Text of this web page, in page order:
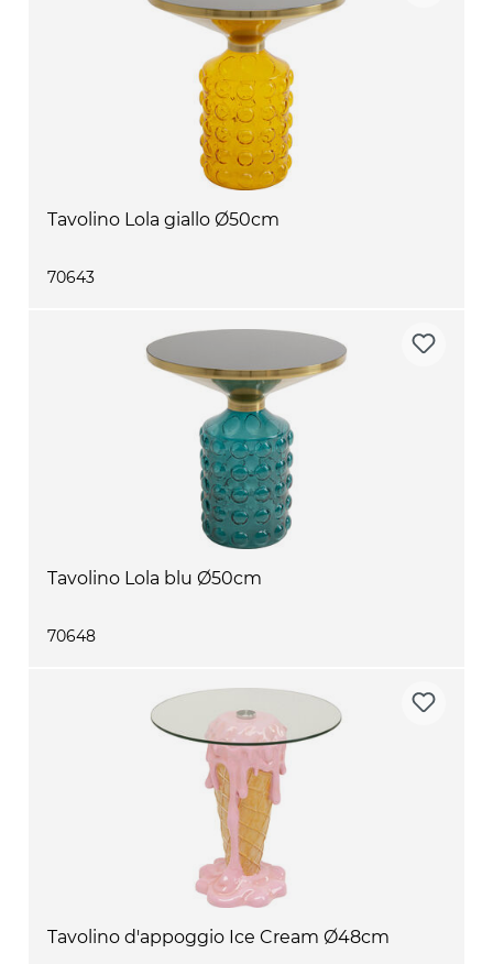
Tavolino Lola giallo Ø50cm
70643
Tavolino Lola blu Ø50cm
70648
Tavolino d'appoggio Ice Cream Ø48cm